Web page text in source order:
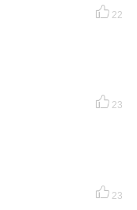
22
23
23